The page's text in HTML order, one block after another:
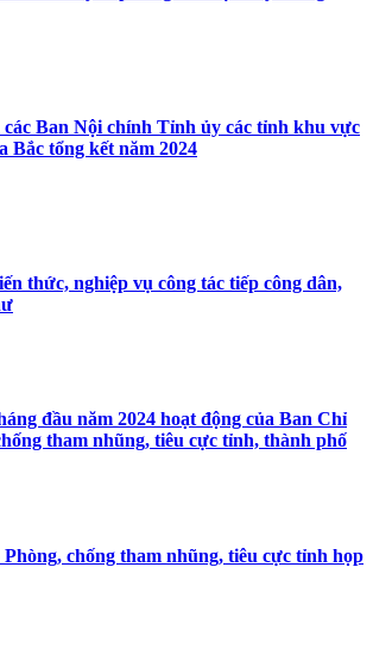
Ban Nội chính Tỉnh ủy các tỉnh khu vực
Bắc tổng kết năm 2024
thức, nghiệp vụ công tác tiếp công dân,
đầu năm 2024 hoạt động của Ban Chỉ
tham nhũng, tiêu cực tỉnh, thành phố
chống tham nhũng, tiêu cực tỉnh họp